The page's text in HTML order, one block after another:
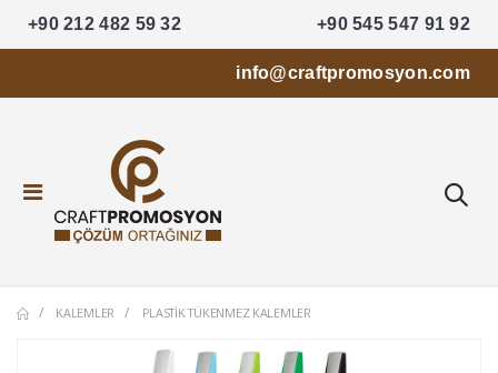
+90 212 482 59 32 +90 545 547 91 92
info@craftpromosyon.com
KALEMLER PLASTIK TÜKENMEZ KALEMLER